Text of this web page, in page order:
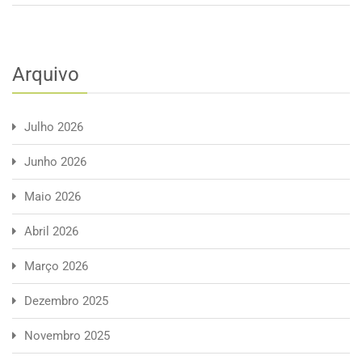
Arquivo
Julho 2026
Junho 2026
Maio 2026
Abril 2026
Março 2026
Dezembro 2025
Novembro 2025